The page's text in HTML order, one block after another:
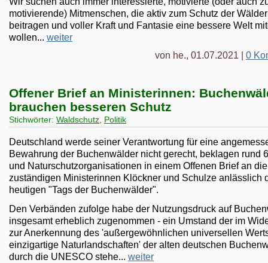
motivierende) Mitmenschen, die aktiv zum Schutz der Wälder
beitragen und voller Kraft und Fantasie eine bessere Welt
wollen... weiter
von he., 01.07.2021 | 0
Offener Brief an Ministerinnen:
brauchen besseren Schutz
Stichwörter: Waldschutz Politik
Deutschland werde seiner Verantwortung für eine
Bewahrung der Buchenwälder nicht gerecht, beklagen rund
und Naturschutzorganisationen in einem Offenen Brief an die
zuständigen Ministerinnen Klöckner und Schulze anlässlich
heutigen "Tags der Buchenwälder".
Den Verbänden zufolge habe der Nutzungsdruck auf
insgesamt erheblich zugenommen - ein Umstand der im
zur Anerkennung des 'außergewöhnlichen universellen
einzigartige Naturlandschaften' der alten deutschen
durch die UNESCO stehe... weiter